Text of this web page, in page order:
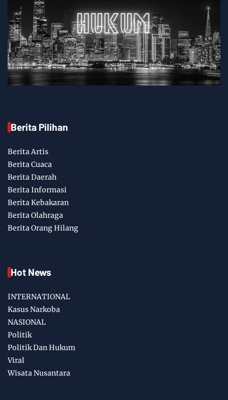
Berita Pilihan
Berita Artis
Berita Cuaca
Berita Daerah
Berita Informasi
Berita Kebakaran
Berita Olahraga
Berita Orang Hilang
Hot News
INTERNATIONAL
Kasus Narkoba
NASIONAL
Politik
Politik Dan Hukum
Viral
Wisata Nusantara